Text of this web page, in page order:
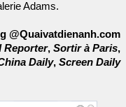
Adams.
@Quaivatdienanh.com
Reporter, Sortir à Paris,
Daily, Screen Daily